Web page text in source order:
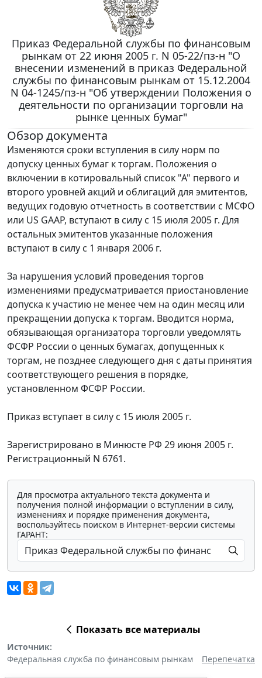
Приказ Федеральной службы по финансовым
рынкам от 22 июня 2005 г. N 05-22/пз-н "О
внесении изменений в приказ Федеральной
службы по финансовым рынкам от 15.12.2004
N 04-1245/пз-н "Об утверждении Положения о
деятельности по организации торговли на
рынке ценных бумаг"
Обзор документа
Изменяются сроки вступления в силу норм по
допуску ценных бумаг к торгам. Положения о
включении в котировальный список "А" первого и
второго уровней акций и облигаций для эмитентов,
ведущих годовую отчетность в соответствии с МСФО
или US GAAP, вступают в силу с 15 июля 2005 г. Для
остальных эмитентов указанные положения
вступают в силу с 1 января 2006 г.
За нарушения условий проведения торгов
изменениями предусматривается приостановление
допуска к участию не менее чем на один месяц или
прекращении допуска к торгам. Вводится норма,
обязывающая организатора торговли уведомлять
ФСФР России о ценных бумагах, допущенных к
торгам, не позднее следующего дня с даты принятия
соответствующего решения в порядке,
установленном ФСФР России.
Приказ вступает в силу с 15 июля 2005 г.
Зарегистрировано в Минюсте РФ 29 июня 2005 г.
Регистрационный N 6761.
Для просмотра актуального текста документа и
получения полной информации о вступлении в силу,
изменениях и порядке применения документа,
воспользуйтесь поиском в Интернет-версии системы
ГАРАНТ:
Показать все материалы
Источник:
Федеральная служба по финансовым рынкам
Перепечатка